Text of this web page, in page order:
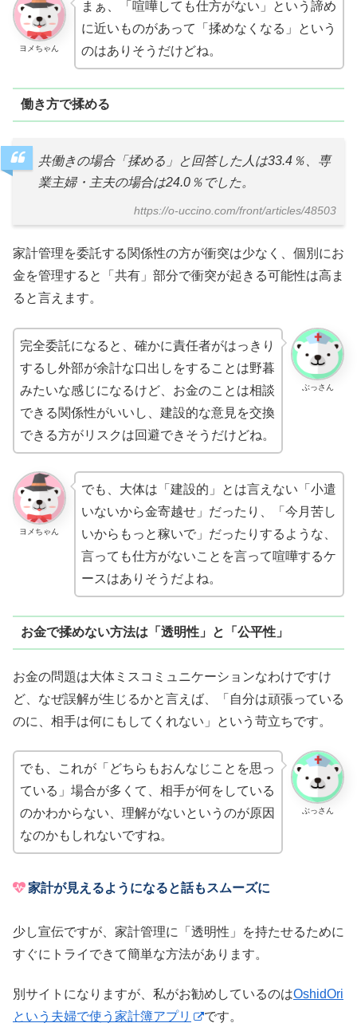
ヨメちゃん
まぁ、「喧嘩しても仕方がない」という諦め
に近いものがあって「揉めなくなる」という
のはありそうだけどね。
働き方で揉める
共働きの場合「揉める」と回答した人は33.4％、専
業主婦・主夫の場合は24.0％でした。
https://o-uccino.com/front/articles/48503
家計管理を委託する関係性の方が衝突は少なく、個別にお
金を管理すると「共有」部分で衝突が起きる可能性は高ま
ると言えます。
ぶっさん
完全委託になると、確かに責任者がはっきり
するし外部が余計な口出しをすることは野暮
みたいな感じになるけど、お金のことは相談
できる関係性がいいし、建設的な意見を交換
できる方がリスクは回避できそうだけどね。
ヨメちゃん
でも、大体は「建設的」とは言えない「小遣
いないから金寄越せ」だったり、「今月苦し
いからもっと稼いで」だったりするような、
言っても仕方がないことを言って喧嘩するケ
ースはありそうだよね。
お金で揉めない方法は「透明性」と「公平性」
お金の問題は大体ミスコミュニケーションなわけですけ
ど、なぜ誤解が生じるかと言えば、「自分は頑張っている
のに、相手は何にもしてくれない」という苛立ちです。
ぶっさん
でも、これが「どちらもおんなじことを思っ
ている」場合が多くて、相手が何をしている
のかわからない、理解がないというのが原因
なのかもしれないですね。
家計が見えるようになると話もスムーズに
少し宣伝ですが、家計管理に「透明性」を持たせるために
すぐにトライできて簡単な方法があります。
別サイトになりますが、私がお勧めしているのはOshidOri
という夫婦で使う家計簿アプリ
です。